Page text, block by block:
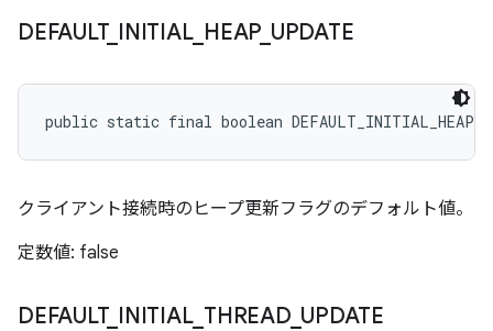
DEFAULT_ INITIAL_ HEAP_ UPDATE
public static final boolean
クライアント接続時のヒープ更新フラグのデフォルト値。
定数値: false
DEFAULT_ INITIAL_ THREAD_ UPDATE